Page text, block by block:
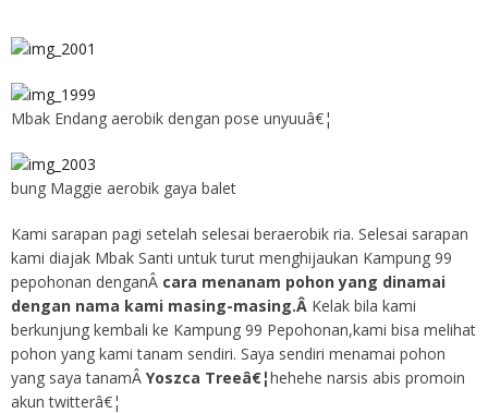
Mbak Endang aerobik dengan pose unyuuâ€¦
bung Maggie aerobik gaya balet
Kami sarapan pagi setelah selesai beraerobik ria. Selesai sarapan
kami diajak Mbak Santi untuk turut menghijaukan Kampung 99
pepohonan denganÂ cara menanam pohon yang dinamai
dengan nama kami masing-masing.Â Kelak bila kami
berkunjung kembali ke Kampung 99 Pepohonan,kami bisa melihat
pohon yang kami tanam sendiri. Saya sendiri menamai pohon
yang saya tanamÂ Yoszca Treeâ€¦hehehe narsis abis promoin
akun twitterâ€¦